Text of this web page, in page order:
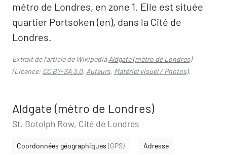
métro de Londres, en zone 1. Elle est située
quartier Portsoken (en), dans la Cité de
Londres.
Extrait de l'article de WikipediaAldgate (métro de Londres)
(Licence: CC BY-SA 3.0, Auteurs, Matériel visuel / Photos).
Aldgate (métro de Londres)
St. Botolph Row, Cité de Londres
Coordonnées géographiques (GPS) Adresse